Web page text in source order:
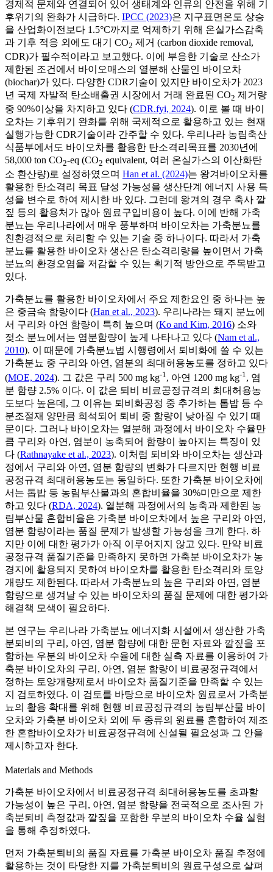
경제적 문제와 연결되어 있어 생태계와 인류의 안전을 위해 기
후위기의 완화가 시급하다. IPCC (2023)은 지구표면온도 상승
을 산업화이전보다 1.5°C까지로 억제하기 위해 온실가스감축
과 기후 적응 외에도 대기 CO2 제거 (carbon dioxide removal,
CDR)가 필수적이라고 보고했다. 이에 부응한 기술로 산소가
제한된 조건에서 바이오매스의 열분해 산물인 바이오차
(biochar)가 있다. 다양한 CDR기술이 있지만 바이오차가 2023
년 국제 자발적 탄소배출권 시장에서 거래 완료된 CO2 제거량
중 90%이상을 차지하고 있다 (CDR.fyi, 2024). 이로 볼 때 바이
오차는 기후위기 완화를 위해 국제적으로 활용하고 있는 현재
실행가능한 CDR기술이라 간주할 수 있다. 우리나라 농림축산
식품부에서도 바이오차를 활용한 탄소격리목표를 2030년에
58,000 ton CO2-eq (CO2 equivalent, 여러 온실가스의 이산화탄
소 환산량)로 설정하였으며 Han et al. (2024)는 왕겨바이오차를
활용한 탄소격리 목표 달성 가능성을 생산단계 에너지 사용 특
성을 변수로 하여 제시한 바 있다. 그런데 왕겨의 경우 축사 깔
짚 등의 활용처가 많아 원료구입비용이 높다. 이에 반해 가축
분뇨는 우리나라에서 매우 풍부하며 바이오차는 가축분뇨를
친환경적으로 처리할 수 있는 기술 중 하나이다. 따라서 가축
분뇨를 활용한 바이오차 생산은 탄소격리량을 높이면서 가축
분뇨의 환경오염을 저감할 수 있는 획기적 방안으로 주목받고
있다.
가축분뇨를 활용한 바이오차에서 주요 제한요인 중 하나는 높
은 중금속 함량이다 (Han et al., 2023). 우리나라는 돼지 분뇨에
서 구리와 아연 함량이 특히 높으며 (Ko and Kim, 2016) 소와
젖소 분뇨에서는 염분함량이 높게 나타나고 있다 (Nam et al.,
2010). 이 때문에 가축분뇨법 시행령에서 퇴비화에 쓸 수 있는
가축분뇨 중 구리와 아연, 염분의 최대허용농도를 정하고 있다
(MOE, 2024). 그 값은 구리 500 mg kg-1, 아연 1200 mg kg-1, 염
분 함량 2.5% 이다. 이 값은 퇴비 비료공정규격의 최대허용농
도보다 높은데, 그 이유는 퇴비화공정 중 추가하는 톱밥 등 수
분조절재 양만큼 희석되어 퇴비 중 함량이 낮아질 수 있기 때
문이다. 그러나 바이오차는 열분해 과정에서 바이오차 수율만
큼 구리와 아연, 염분이 농축되어 함량이 높아지는 특징이 있
다 (Rathnayake et al., 2023). 이처럼 퇴비와 바이오차는 생산과
정에서 구리와 아연, 염분 함량의 변화가 다르지만 현행 비료
공정규격 최대허용농도는 동일하다. 또한 가축분 바이오차에
서는 톱밥 등 농림부산물과의 혼합비율을 30%미만으로 제한
하고 있다 (RDA, 2024). 열분해 과정에서의 농축과 제한된 농
림부산물 혼합비율은 가축분 바이오차에서 높은 구리와 아연,
염분 함량이라는 품질 문제가 발생할 가능성을 크게 한다. 하
지만 이에 대한 평가가 아직 이루어지지 않고 있다. 만약 비료
공정규격 품질기준을 만족하지 못하면 가축분 바이오차가 농
경지에 활용되지 못하여 바이오차를 활용한 탄소격리와 토양
개량도 제한된다. 따라서 가축분뇨의 높은 구리와 아연, 염분
함량으로 생겨날 수 있는 바이오차의 품질 문제에 대한 평가와
해결책 모색이 필요하다.
본 연구는 우리나라 가축분뇨 에너지화 시설에서 생산한 가축
분퇴비의 구리, 아연, 염분 함량에 대한 문헌 자료와 깔짚을 포
함하는 우분의 바이오차 수율에 대한 실측 자료를 이용하여 가
축분 바이오차의 구리, 아연, 염분 함량이 비료공정규격에서
정하는 토양개량제로서 바이오차 품질기준을 만족할 수 있는
지 검토하였다. 이 검토를 바탕으로 바이오차 원료로서 가축분
뇨의 활용 확대를 위해 현행 비료공정규격의 농림부산물 바이
오차와 가축분 바이오차 외에 두 종류의 원료를 혼합하여 제조
한 혼합바이오차가 비료공정규격에 신설될 필요성과 그 안을
제시하고자 한다.
Materials and Methods
가축분 바이오차에서 비료공정규격 최대허용농도를 초과할
가능성이 높은 구리, 아연, 염분 함량을 전국적으로 조사된 가
축분퇴비 측정값과 깔짚을 포함한 우분의 바이오차 수율 실험
을 통해 추정하였다.
먼저 가축분퇴비의 품질 자료를 가축분 바이오차 품질 추정에
활용하는 것이 타당한 지를 가축분퇴비의 원료구성으로 살펴